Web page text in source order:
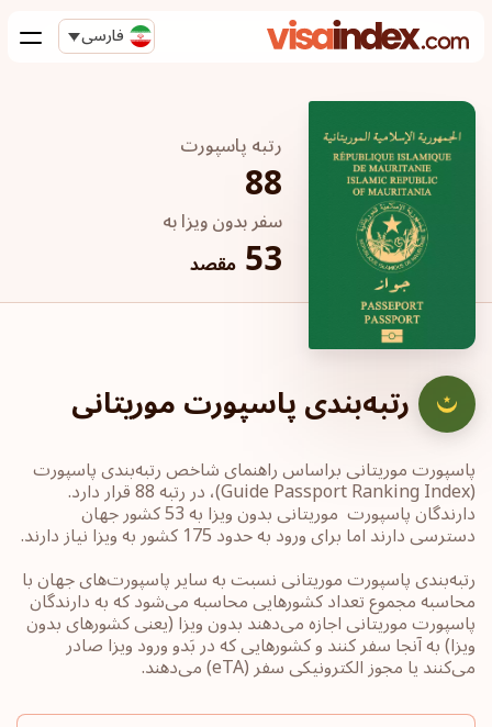
فارسی
رتبه پاسپورت
88
سفر بدون ویزا به
53 مقصد
رتبه‌بندی پاسپورت موریتانی
پاسپورت‎ موریتانی ‎براساس راهنمای شاخص رتبه‌بندی پاسپورت
‏(Guide Passport ‎Ranking Index)، در رتبه 88 قرار دارد.
دارندگان پاسپورت ‏‎ موریتانی بدون ویزا به 53 کشور جهان
رتبه‌بندی پاسپورت‎ موریتانی ‎نسبت به سایر ‏پاسپورت‌های جهان با
محاسبه مجموع تعداد کشورهایی محاسبه می‌شود که به دارندگان
پاسپورت ‎‎موریتانی ‎اجازه می‌دهند بدون ویزا (یعنی کشورهای ‏بدون
ویزا) به آنجا سفر کنند و کشورهایی که در بَدو ورود ویزا صادر
می‌کنند یا ‏مجوز الکترونیکی سفر ‏‎(eTA)‎‏ می‌دهند.